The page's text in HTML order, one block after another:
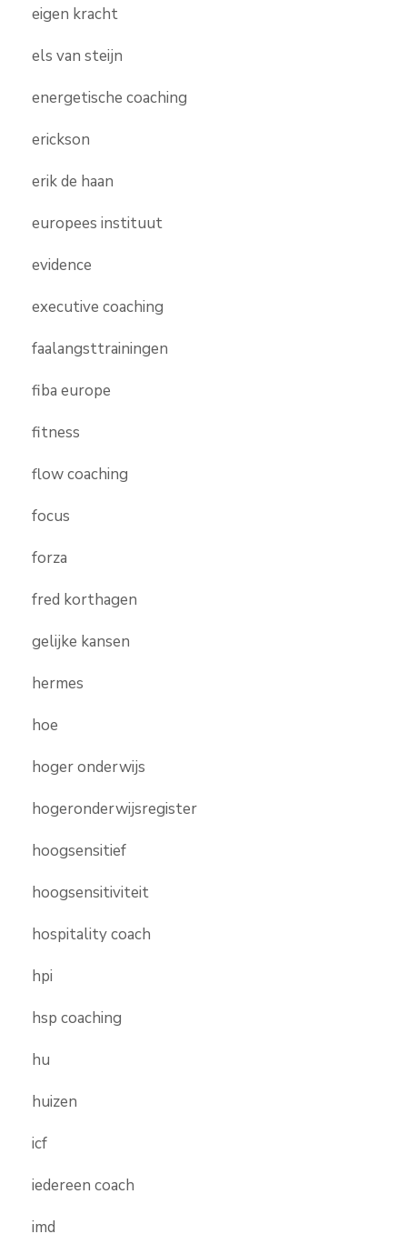
eigen kracht
els van steijn
energetische coaching
erickson
erik de haan
europees instituut
evidence
executive coaching
faalangsttrainingen
fiba europe
fitness
flow coaching
focus
forza
fred korthagen
gelijke kansen
hermes
hoe
hoger onderwijs
hogeronderwijsregister
hoogsensitief
hoogsensitiviteit
hospitality coach
hpi
hsp coaching
hu
huizen
icf
iedereen coach
imd